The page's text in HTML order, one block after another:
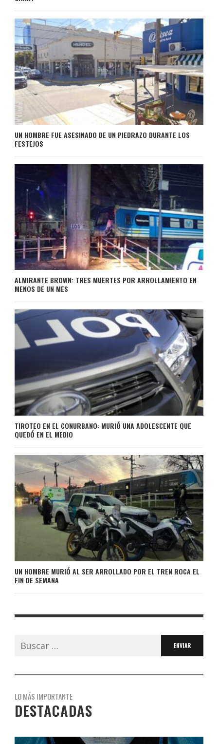
UN HOMBRE FUE ASESINADO DE UN PIEDRAZO DURANTE LOS
FESTEJOS
ALMIRANTE BROWN: TRES MUERTES POR ARROLLAMIENTO EN
MENOS DE UN MES
TIROTEO EN EL CONURBANO: MURIÓ UNA ADOLESCENTE QUE
QUEDÓ EN EL MEDIO
UN HOMBRE MURIÓ AL SER ARROLLADO POR EL TREN ROCA EL
FIN DE SEMANA
Buscar:
LO MÁS IMPORTANTE
DESTACADAS